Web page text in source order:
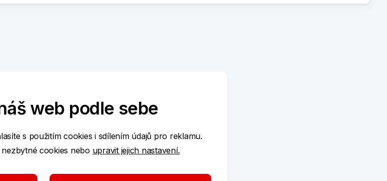
-99,00 CZK
150,00 CZK
web podle sebe
s použitím cookies i sdílením údajů pro reklamu.
cookies nebo upravit jejich nastavení.